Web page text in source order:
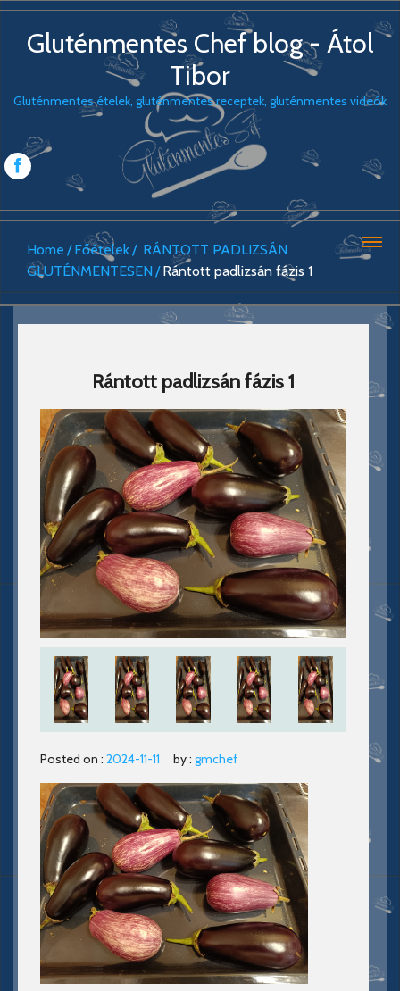
Gluténmentes Chef blog - Átol
Tibor
Gluténmentes ételek, gluténmentes receptek, gluténmentes videók
Home Főételek
RÁNTOTT PADLIZSÁN
GLUTÉNMENTESEN
Rántott padlizsán fázis 1
Rántott padlizsán fázis 1
Posted on : 2024-11-11 by : gmchef